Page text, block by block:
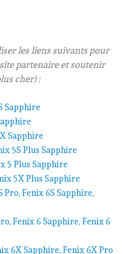
les liens suivants pour
partenaire et soutenir
cher) :
Sapphire
Sapphire
5S Plus Sapphire
5 Plus Sapphire
5X Plus Sapphire
Pro, Fenix 6S Sapphire,
Fenix 6 Sapphire, Fenix 6
6X Sapphire, Fenix 6X Pro